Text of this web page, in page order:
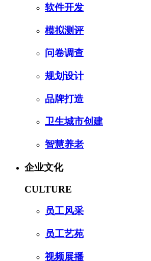
软件开发
模拟测评
问卷调查
规划设计
品牌打造
卫生城市创建
智慧养老
企业文化
CULTURE
员工风采
员工艺苑
视频展播